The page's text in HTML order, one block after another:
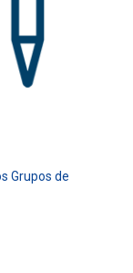
Grupos de